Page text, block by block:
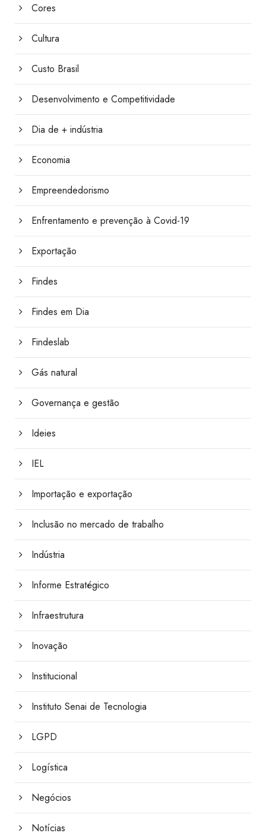
Cores
Cultura
Custo Brasil
Desenvolvimento e Competitividade
Dia de + indústria
Economia
Empreendedorismo
Enfrentamento e prevenção à Covid-19
Exportação
Findes
Findes em Dia
Findeslab
Gás natural
Governança e gestão
Ideies
IEL
Importação e exportação
Inclusão no mercado de trabalho
Indústria
Informe Estratégico
Infraestrutura
Inovação
Institucional
Instituto Senai de Tecnologia
LGPD
Logística
Negócios
Notícias